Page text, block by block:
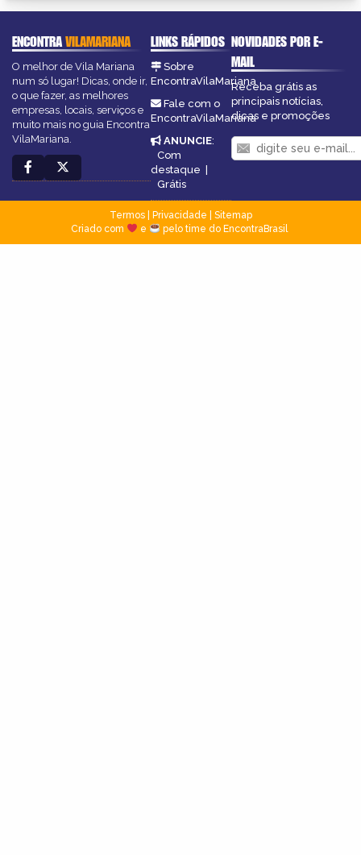
ENCONTRAVILAMARIANA
O melhor de Vila Mariana
num só lugar! Dicas, onde ir,
o que fazer, as melhores
empresas, locais, serviços e
muito mais no guia Encontra
VilaMariana.
LINKS RÁPIDOS
Sobre
EncontraVilaMariana
Fale com o
EncontraVilaMariana
ANUNCIE:
Com
destaque |
Grátis
NOVIDADES POR E-
MAIL
Receba grátis as
principais notícias,
dicas e promoções
Termos| Privacidade
Sitemap
Criado com
e pelo time do EncontraBrasil